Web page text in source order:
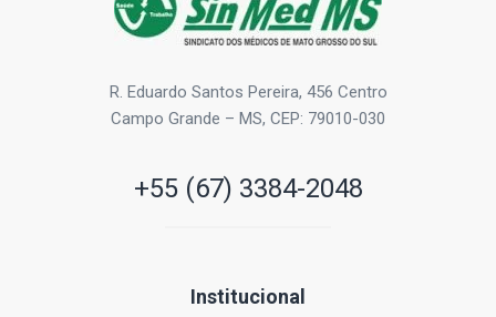
R. Eduardo Santos Pereira, 456 Centro
Campo Grande – MS, CEP: 79010-030
+55 (67) 3384-2048
Institucional